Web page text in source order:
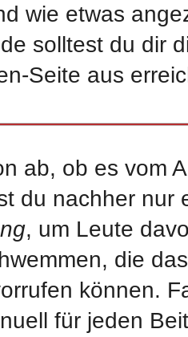
wie etwas
solltest du dir
Seite aus
ab, ob es vom
du nachher nur
, um Leute
die
können.
für jeden